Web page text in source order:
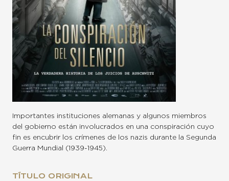
Importantes instituciones alemanas y algunos miembros
del gobierno están involucrados en una conspiración cuyo
fin es encubrir los crímenes de los nazis durante la Segunda
Guerra Mundial (1939-1945).
TÍTULO ORIGINAL